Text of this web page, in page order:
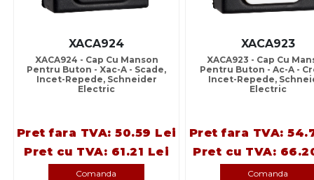
XACA924
XACA924 - Cap Cu Manson
Pentru Buton - Xac-A - Scade,
Incet-Repede, Schneider
Electric
Pret fara TVA: 50.59 Lei
Pret cu TVA: 61.21 Lei
Comanda
XACA923
XACA923 - Cap Cu
Pentru Buton - Ac-A -
Incet-Repede,
Electric
Pret fara TVA:
Pret cu TVA:
Comanda